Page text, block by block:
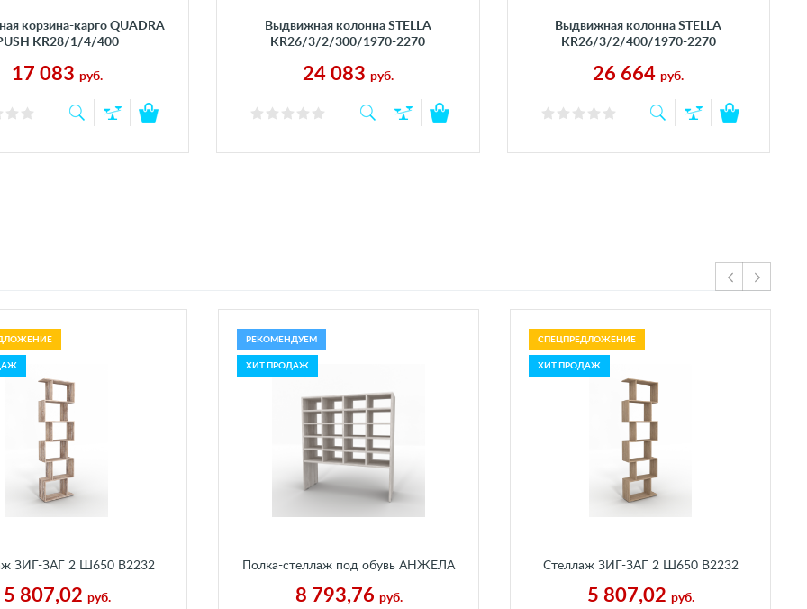
корзина-карго QUADRA
KR28/1/4/400
17 083 руб.
Выдвижная колонна STELLA
KR26/3/2/300/1970-2270
24 083 руб.
Выдвижная колонна STELLA
KR26/3/2/400/1970-2270
26 664 руб.
ЗИГ-ЗАГ 2 Ш650 В2232
5 807,02 руб.
РЕКОМЕНДУЕМ
ХИТ ПРОДАЖ
Полка-стеллаж под обувь АНЖЕЛА
8 793,76 руб.
СПЕЦПРЕДЛОЖЕНИЕ
ХИТ ПРОДАЖ
Стеллаж ЗИГ-ЗАГ 2 Ш650 В2232
5 807,02 руб.